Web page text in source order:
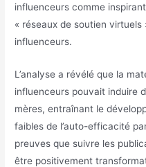
influenceurs comme
« réseaux de soutien virtuels
influenceurs.
L’analyse a révélé que la
influenceurs pouvait induire
mères, entraînant le
faibles de l’auto-efficacité
preuves que suivre les
être positivement